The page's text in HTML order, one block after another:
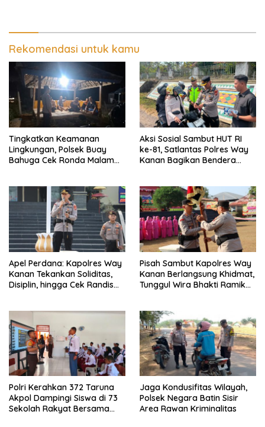
Rekomendasi untuk kamu
Tingkatkan Keamanan
Lingkungan, Polsek Buay
Bahuga Cek Ronda Malam
Aksi Sosial Sambut HUT RI
ke-81, Satlantas Polres Way
Kanan Bagikan Bendera
Apel Perdana: Kapolres Way
Kanan Tekankan Soliditas,
Disiplin, hingga Cek Randis
Pisah Sambut Kapolres Way
Kanan Berlangsung Khidmat,
Tunggul Wira Bhakti Ramik
Polri Kerahkan 372 Taruna
Akpol Dampingi Siswa di 73
Sekolah Rakyat Bersama
Jaga Kondusifitas Wilayah,
Polsek Negara Batin Sisir
Area Rawan Kriminalitas